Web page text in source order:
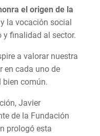
el origen de la
y la vocación social
y finalidad al sector.
a valorar nuestra
en cada uno de
bien común.
Javier
de la Fundación
prologó esta